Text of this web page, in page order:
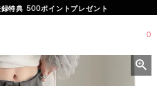
特典 500ポイントプレゼント
0